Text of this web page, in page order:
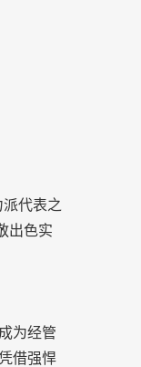
代表之
出色实
为经管
借强悍